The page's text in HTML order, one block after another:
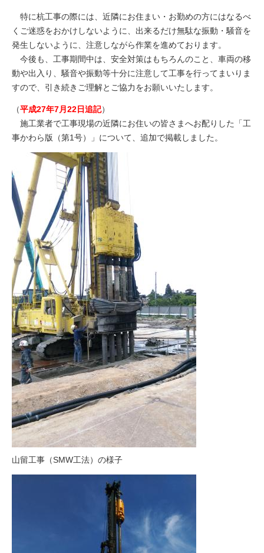
特に杭工事の際には、近隣にお住まい・お勤めの方にはなるべ
くご迷惑をおかけしないように、出来るだけ無駄な振動・騒音を
発生しないように、注意しながら作業を進めております。
今後も、工事期間中は、安全対策はもちろんのこと、車両の移
動や出入り、騒音や振動等十分に注意して工事を行ってまいりま
すので、引き続きご理解とご協力をお願いいたします。
（平成27年7月22日追記）
施工業者で工事現場の近隣にお住いの皆さまへお配りした「工
事かわら版（第1号）」について、追加で掲載しました。
山留工事（SMW工法）の様子